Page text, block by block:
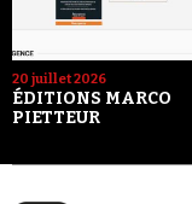
20 juillet 2026
ÉDITIONS MARCO
PIETTEUR